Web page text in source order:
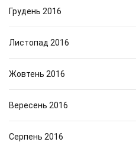
Грудень 2016
Листопад 2016
Жовтень 2016
Вересень 2016
Серпень 2016